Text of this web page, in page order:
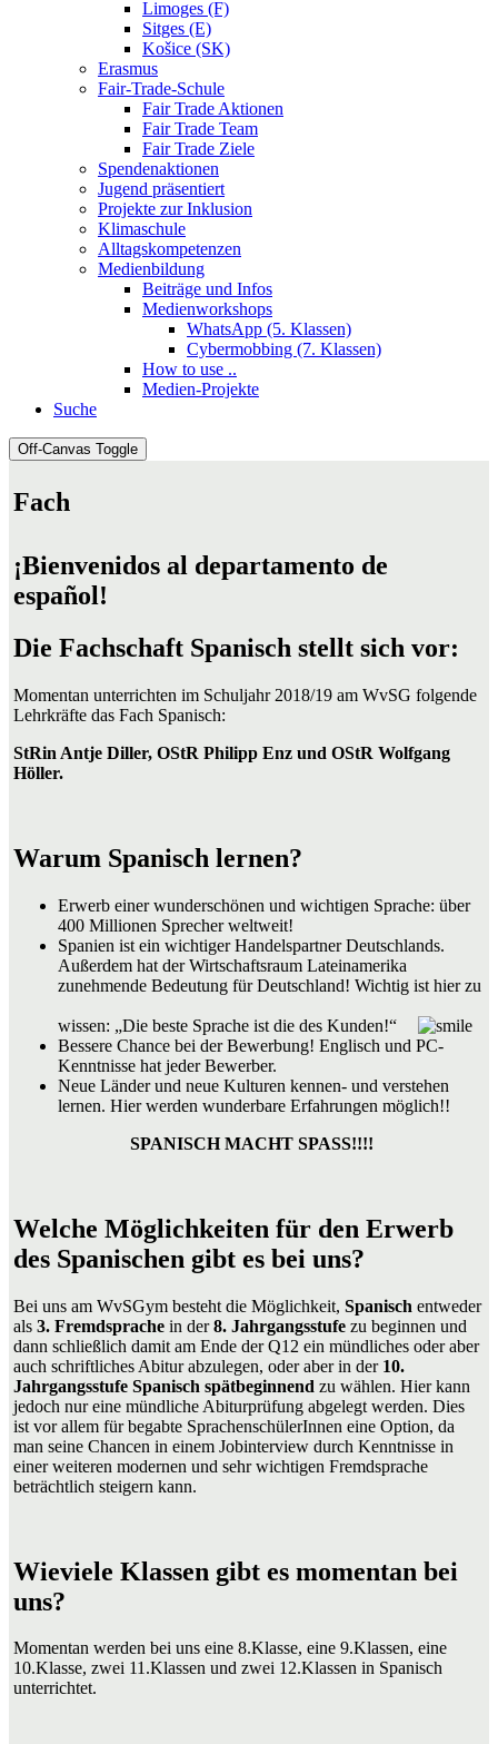
Limoges (F)
Sitges (E)
Košice (SK)
Erasmus
Fair-Trade-Schule
Fair Trade Aktionen
Fair Trade Team
Fair Trade Ziele
Spendenaktionen
Jugend präsentiert
Projekte zur Inklusion
Klimaschule
Alltagskompetenzen
Medienbildung
Beiträge und Infos
Medienworkshops
WhatsApp (5. Klassen)
Cybermobbing (7. Klassen)
How to use ..
Medien-Projekte
Suche
Off-Canvas Toggle
Fach
¡Bienvenidos al departamento de
español!
Die Fachschaft Spanisch stellt sich vor:
Momentan unterrichten im Schuljahr 2018/19 am WvSG folgende
Lehrkräfte das Fach Spanisch:
StRin Antje Diller, OStR Philipp Enz und OStR Wolfgang
Höller.
Warum Spanisch lernen?
Erwerb einer wunderschönen und wichtigen Sprache: über
400 Millionen Sprecher weltweit!
Spanien ist ein wichtiger Handelspartner Deutschlands.
Außerdem hat der Wirtschaftsraum Lateinamerika
zunehmende Bedeutung für Deutschland! Wichtig ist hier zu
wissen: „Die beste Sprache ist die des Kunden!“
Bessere Chance bei der Bewerbung! Englisch und PC-
Kenntnisse hat jeder Bewerber.
Neue Länder und neue Kulturen kennen- und verstehen
lernen. Hier werden wunderbare Erfahrungen möglich!!
SPANISCH MACHT SPASS!!!!
Welche Möglichkeiten für den Erwerb
des Spanischen gibt es bei uns?
Bei uns am WvSGym besteht die Möglichkeit,Spanisch entweder
als3. Fremdsprache in der8. Jahrgangsstufe zu beginnen und
dann schließlich damit am Ende der Q12 ein mündliches oder aber
auch schriftliches Abitur abzulegen, oder aber in der 10.
Jahrgangsstufe Spanisch spätbeginnend zu wählen. Hier kann
jedoch nur eine mündliche Abiturprüfung abgelegt werden. Dies
ist vor allem für begabte SprachenschülerInnen eine Option, da
man seine Chancen in einem Jobinterview durch Kenntnisse in
einer weiteren modernen und sehr wichtigen Fremdsprache
beträchtlich steigern kann.
Wieviele Klassen gibt es momentan bei
uns?
Momentan werden bei uns eine 8.Klasse, eine 9.Klassen, eine
10.Klasse, zwei 11.Klassen und zwei 12.Klassen in Spanisch
unterrichtet.